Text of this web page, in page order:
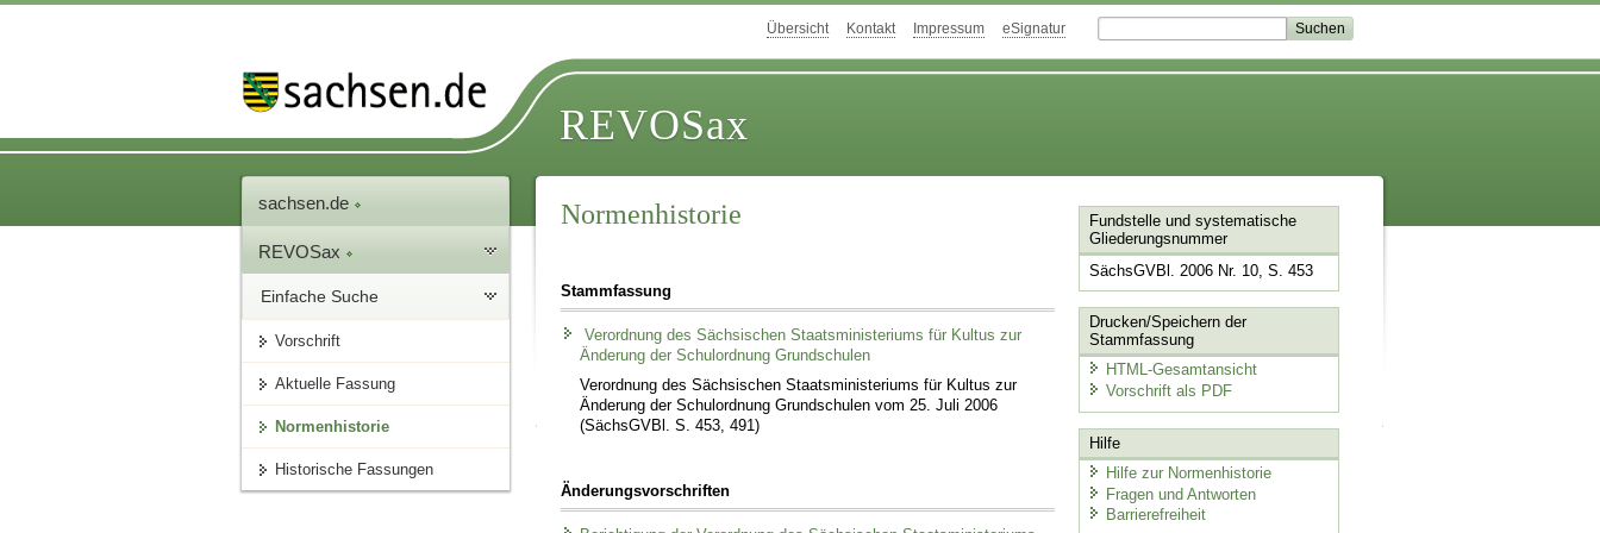
Übersicht Kontakt Impressum eSignatur
REVOSax
sachsen.de
REVOSax
Einfache Suche
Vorschrift
Aktuelle Fassung
Normenhistorie
Historische Fassungen
Normenhistorie
Stammfassung
Verordnung des Sächsischen Staatsministeriums für Kultus zur
Änderung der Schulordnung Grundschulen
Verordnung des Sächsischen Staatsministeriums für Kultus zur
Änderung der Schulordnung Grundschulen vom 25. Juli 2006
(SächsGVBl. S. 453, 491)
Änderungsvorschriften
Fundstelle und systematische
Gliederungsnummer
SächsGVBl. 2006 Nr. 10, S. 453
Drucken/Speichern der
Stammfassung
HTML-Gesamtansicht
Vorschrift als PDF
Hilfe
Hilfe zur Normenhistorie
Fragen und Antworten
Barrierefreiheit